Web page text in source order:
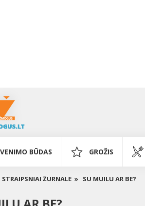
BŪDAS GROŽIS
STRAIPSNIAI ŽURNALE » SU MUILU AR BE?